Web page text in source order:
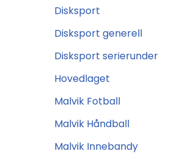
Disksport
Disksport generell
Disksport serierunder
Hovedlaget
Malvik Fotball
Malvik Håndball
Malvik Innebandy